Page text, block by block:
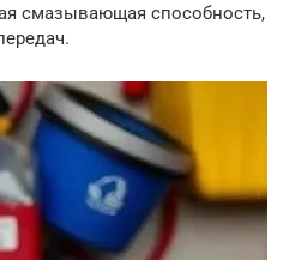
смазывающая способность,